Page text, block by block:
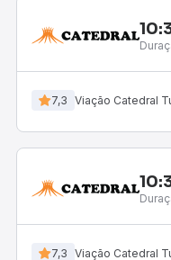
7,3 Viação Catedral
7,3 Viação Catedral